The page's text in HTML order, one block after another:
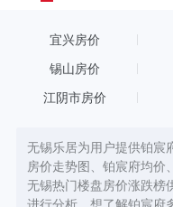
宜兴房价
锡山房价
江阴市房价
无锡乐居为用户提供铂宸
房价走势图、铂宸府均价
无锡热门楼盘房价涨跌榜